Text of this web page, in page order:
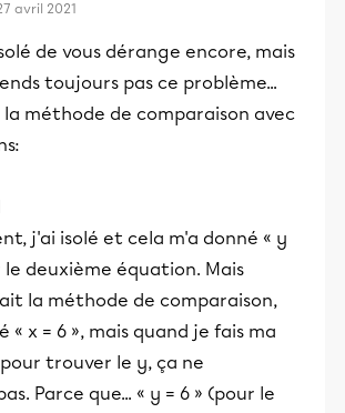
avril 2021
de vous dérange encore, mais
toujours pas ce problème...
la méthode de comparaison avec
j'ai isolé et cela m'a donné « y
le deuxième équation. Mais
la méthode de comparaison,
« x = 6 », mais quand je fais ma
trouver le y, ça ne
Parce que... « y = 6 » (pour le